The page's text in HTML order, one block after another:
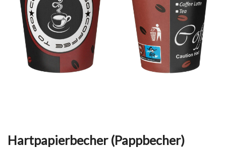
Hartpapierbecher (Pappbecher)